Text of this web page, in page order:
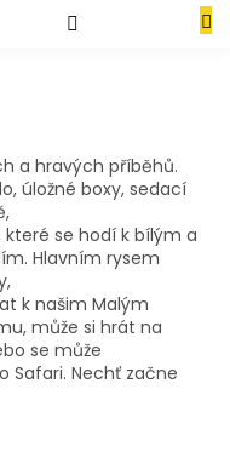
a hravých příběhů.
úložné boxy, sedací
se hodí k bílým a
Hlavním rysem
k našim Malým
může si hrát na
se může
Safari. Nechť začne